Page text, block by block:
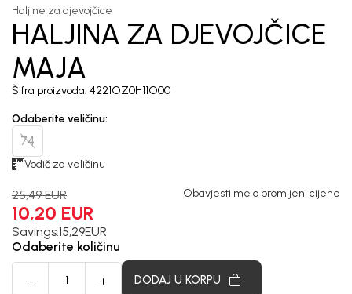
Haljine za djevojčice
HALJINA ZA DJEVOJČICE
MAJA
Šifra proizvoda: 4221OZ0H11O00
Odaberite veličinu:
74
Vodič za veličinu
25,49 EUR
10,20 EUR
Savings:15,29EUR
Obavjesti me o promijeni cijene
Odaberite količinu
DODAJ U KORPU